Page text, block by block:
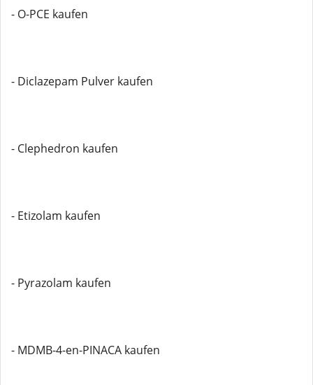
- O-PCE kaufen
- Diclazepam Pulver kaufen
- Clephedron kaufen
- Etizolam kaufen
- Pyrazolam kaufen
- MDMB-4-en-PINACA kaufen